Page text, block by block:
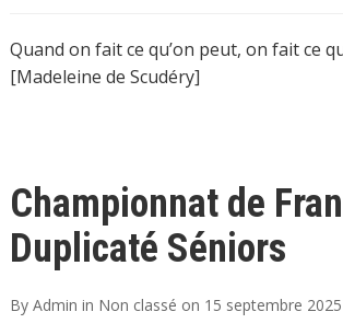
Quand on fait ce qu’on peut, on fait ce
[Madeleine de Scudéry]
Championnat de
Duplicaté Séniors
By Admin in Non classé on 15 septembre 2025